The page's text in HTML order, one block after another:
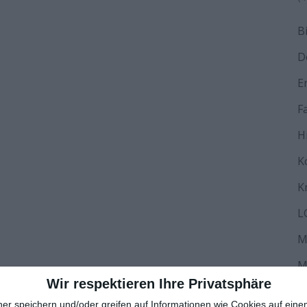
Wir respektieren Ihre Privatsphäre
speichern und/oder greifen auf Informationen wie Cookies auf